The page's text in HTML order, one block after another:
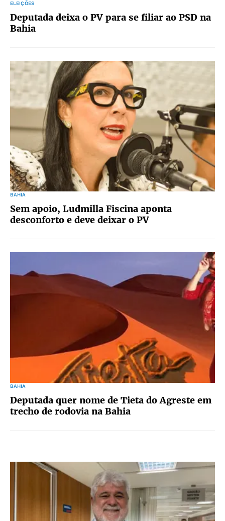
ELEIÇÕES
Deputada deixa o PV para se filiar ao PSD na
Bahia
BAHIA
Sem apoio, Ludmilla Fiscina aponta
desconforto e deve deixar o PV
BAHIA
Deputada quer nome de Tieta do Agreste em
trecho de rodovia na Bahia